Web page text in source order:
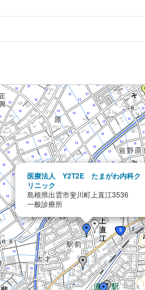
医療法人 Y2T2E たまがわ内科ク
リニック
島根県出雲市斐川町上直江3536
一般診療所